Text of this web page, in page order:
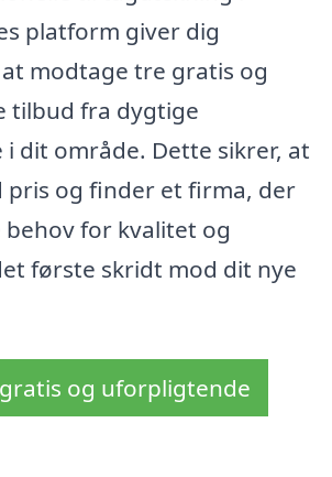
platform giver dig
modtage tre gratis og
tilbud fra dygtige
dit område. Dette sikrer, at
pris og finder et firma, der
for kvalitet og
første skridt mod dit nye
og uforpligtende